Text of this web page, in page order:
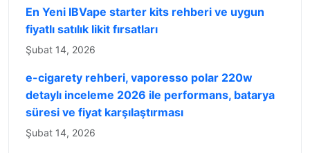
En Yeni IBVape starter kits rehberi ve uygun
fiyatlı satılık likit fırsatları
Şubat 14, 2026
e-cigarety rehberi, vaporesso polar 220w
detaylı inceleme 2026 ile performans, batarya
süresi ve fiyat karşılaştırması
Şubat 14, 2026